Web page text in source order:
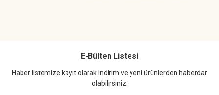
E-Bülten Listesi
Haber listemize kayıt olarak indirim ve yeni ürünlerden haberdar
olabilirsiniz.